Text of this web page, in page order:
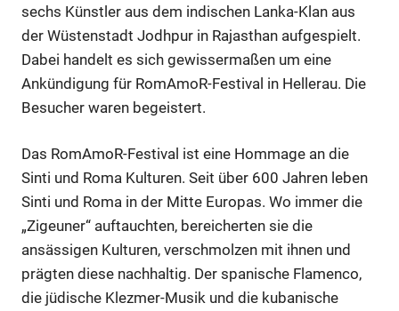
sechs Künstler aus dem indischen Lanka-Klan aus
der Wüstenstadt Jodhpur in Rajasthan aufgespielt.
Dabei handelt es sich gewissermaßen um eine
Ankündigung für RomAmoR-Festival in Hellerau. Die
Besucher waren begeistert.
Das RomAmoR-Festival ist eine Hommage an die
Sinti und Roma Kulturen. Seit über 600 Jahren leben
Sinti und Roma in der Mitte Europas. Wo immer die
„Zigeuner“ auftauchten, bereicherten sie die
ansässigen Kulturen, verschmolzen mit ihnen und
prägten diese nachhaltig. Der spanische Flamenco,
die jüdische Klezmer-Musik und die kubanische